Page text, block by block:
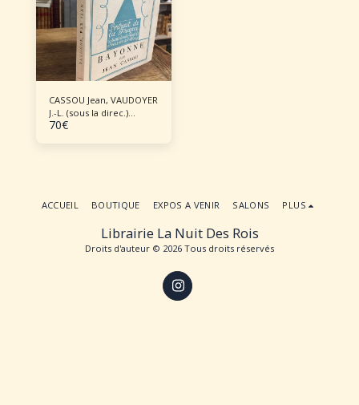
CASSOU Jean, VAUDOYER
J.-L. (sous la direc.)
BAYONNE
70€
Librairie La Nuit Des Rois
Droits d'auteur © 2026 Tous droits réservés
ACCUEIL BOUTIQUE EXPOS A VENIR SALONS PLUS